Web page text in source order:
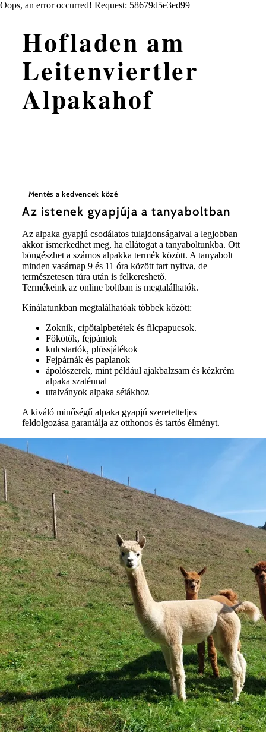
Oops, an error occurred! Request: 58679d5e3ed99
Hofladen am
Leitenviertler
Alpakahof
©
Tanja Piribauer, Leitenviertler Alpakahof
Mentés a kedvencek közé
Az istenek gyapjúja a tanyaboltban
Az alpaka gyapjú csodálatos tulajdonságaival a legjobban
akkor ismerkedhet meg, ha ellátogat a tanyaboltunkba. Ott
böngészhet a számos alpakka termék között. A tanyabolt
minden vasárnap 9 és 11 óra között tart nyitva, de
természetesen túra után is felkereshető.
Termékeink az online boltban is megtalálhatók.
Kínálatunkban megtalálhatóak többek között:
Zoknik, cipőtalpbetétek és filcpapucsok.
Főkötők, fejpántok
kulcstartók, plüssjátékok
Fejpárnák és paplanok
ápolószerek, mint például ajakbalzsam és kézkrém
alpaka szaténnal
utalványok alpaka sétákhoz
A kiváló minőségű alpaka gyapjú szeretetteljes
feldolgozása garantálja az otthonos és tartós élményt.